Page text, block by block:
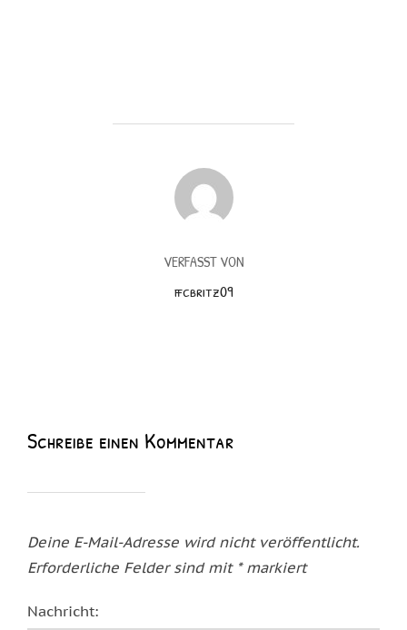
BEITRAGSAUTOR
VERFASST VON
ffcbritz09
Schreibe einen Kommentar
Deine E-Mail-Adresse wird nicht veröffentlicht.
Erforderliche Felder sind mit *markiert
Nachricht: